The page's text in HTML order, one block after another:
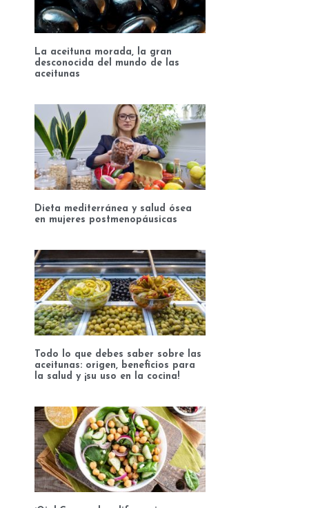
La aceituna morada, la gran
desconocida del mundo de las
aceitunas
Dieta mediterránea y salud ósea
en mujeres postmenopáusicas
Todo lo que debes saber sobre las
aceitunas: origen, beneficios para
la salud y ¡su uso en la cocina!